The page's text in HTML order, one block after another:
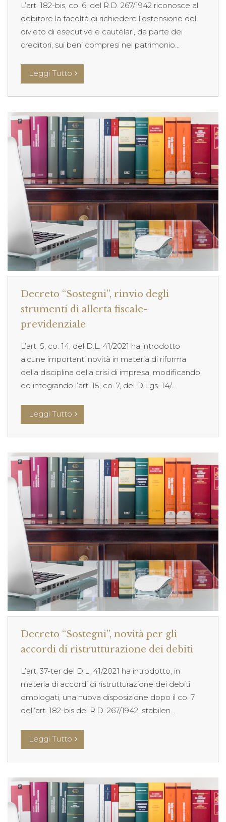
L’art. 182-bis, co. 6, del R.D. 267/1942 riconosce al
debitore la facoltà di richiedere l’estensione del
divieto di esecutive e cautelari, da parte dei
creditori, sui beni compresi nel patrimonio...
Leggi Tutto
Decreto “Sostegni”, rinvio degli
strumenti di allerta fiscale-
previdenziale
L’art. 5, co. 14, del D.L. 41/2021 ha introdotto
alcune importanti novità in materia di riforma
della disciplina della crisi di impresa, modificando
ed integrando l’art. 15, co. 7, del D.Lgs. 14/...
Leggi Tutto
Decreto “Sostegni”, novità per gli
accordi di ristrutturazione dei debiti
L’art. 37-ter del D.L. 41/2021 ha introdotto, in
materia di accordi di ristrutturazione dei debiti
omologati, una nuova disposizione dopo il co. 7
dell’art. 182-bis del R.D. 267/1942, stabilen...
Leggi Tutto